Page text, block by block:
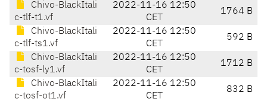
Chivo-BlackItali
c-tlf-t1.vf
2022-11-16 12:50
CET
1764 B
Chivo-BlackItali
c-tlf-ts1.vf
2022-11-16 12:50
CET
592 B
Chivo-BlackItali
c-tosf-ly1.vf
2022-11-16 12:50
CET
1712 B
Chivo-BlackItali
c-tosf-ot1.vf
2022-11-16 12:50
CET
832 B